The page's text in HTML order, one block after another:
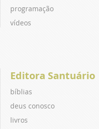
programação
vídeos
Editora Santuário
bíblias
deus conosco
livros